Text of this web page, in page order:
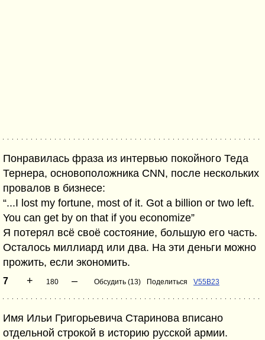
Понравилась фраза из интервью покойного Теда
Тернера, основоположника CNN, после нескольких
провалов в бизнесе:
“...I lost my fortune, most of it. Got a billion or two left.
You can get by on that if you economize”
Я потерял всё своё состояние, большую его часть.
Осталось миллиард или два. На эти деньги можно
прожить, если экономить.
7 + 180 – Обсудить (13) Поделиться V55B23
Имя Ильи Григорьевича Старинова вписано
отдельной строкой в историю русской армии.